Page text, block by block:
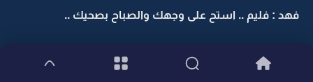
فهد : فليم .. استح على وجهك والصباح بصحيك ..